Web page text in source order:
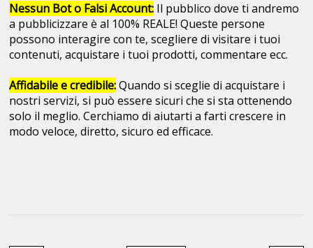
Nessun Bot o Falsi Account: Il pubblico dove ti andremo
a pubblicizzare è al 100% REALE! Queste persone
possono interagire con te, scegliere di visitare i tuoi
contenuti, acquistare i tuoi prodotti, commentare ecc.
Affidabile e credibile:Quando si sceglie di acquistare i
nostri servizi, si può essere sicuri che si sta ottenendo
solo il meglio. Cerchiamo di aiutarti a farti crescere in
modo veloce, diretto, sicuro ed efficace.